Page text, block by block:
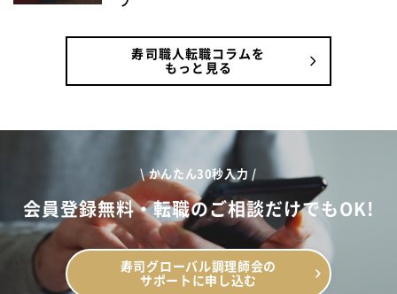
寿司職人転職コラムを
もっと見る
\ かんたん30秒入力 /
会員登録無料・転職のご相談だけでもOK!
寿司グローバル調理師会の
サポートに申し込む